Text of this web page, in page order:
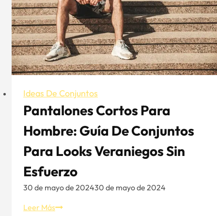
Ideas De Conjuntos
Pantalones Cortos Para
Hombre: Guía De Conjuntos
Para Looks Veraniegos Sin
Esfuerzo
30 de mayo de 202430 de mayo de 2024
Leer MásPantalones